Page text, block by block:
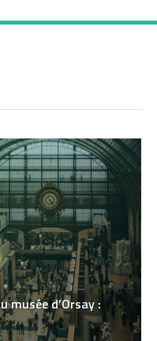
musée d’Orsay :